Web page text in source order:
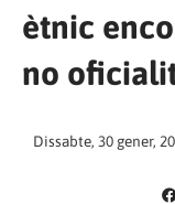
ètnic
no
Dissabte, 30 gener,